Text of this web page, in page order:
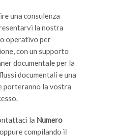
una consulenza
la nostra
operativo per
con un supporto
documentale per la
documentali e una
porteranno la vostra
la Numero
oppure compilando il